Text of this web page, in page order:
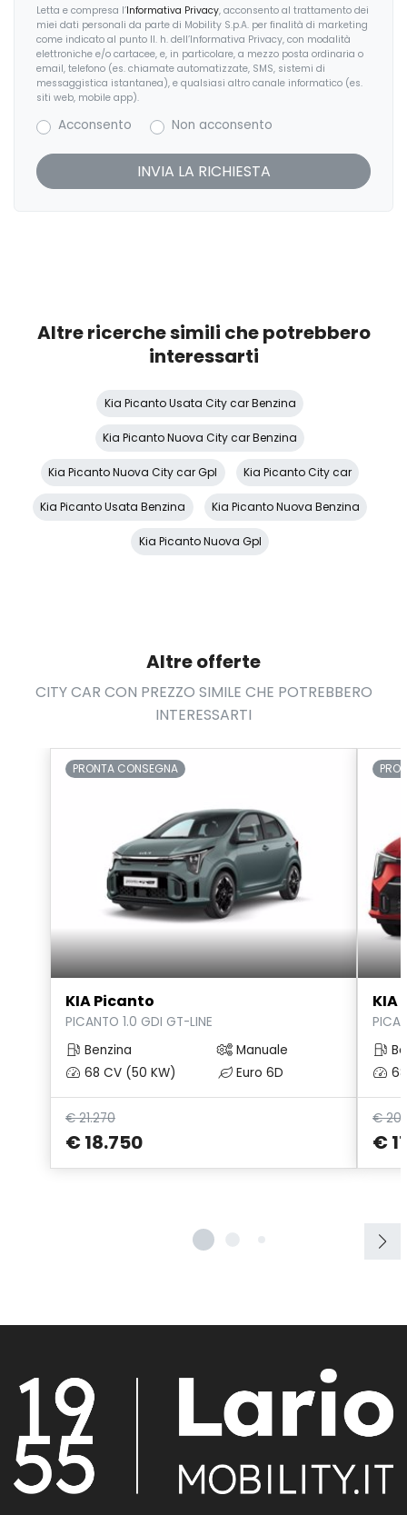
Predisposizioni
Regolatore di velocità - Cruise Control
Sedili abbattibili
Sedili anteriori regolabili
Servosterzo
Letta e compresa l’Informativa Privacy, acconsento al trattamento dei
miei dati personali da parte di Mobility S.p.A. per finalità di marketing
come indicato al punto II. h. dell’Informativa Privacy, con modalità
elettroniche e/o cartacee, e, in particolare, a mezzo posta ordinaria o
email, telefono (es. chiamate automatizzate, SMS, sistemi di
messaggistica istantanea), e qualsiasi altro canale informatico (es.
siti web, mobile app).
Acconsento Non acconsento
Altre ricerche simili che potrebbero
interessarti
Kia Picanto Usata City car Benzina
Kia Picanto Nuova City car Benzina
Kia Picanto Nuova City car Gpl Kia Picanto City car
Kia Picanto Usata Benzina Kia Picanto Nuova Benzina
Kia Picanto Nuova Gpl
Altre offerte
CITY CAR CON PREZZO SIMILE CHE POTREBBERO
INTERESSARTI
PRONTA CONSEGNA
KIA Picanto
PICANTO 1.0 GDI GT-LINE
Benzina
Manuale
68 CV (50 KW)
Euro 6D
€ 21.270
€ 18.750
KIA
€
€